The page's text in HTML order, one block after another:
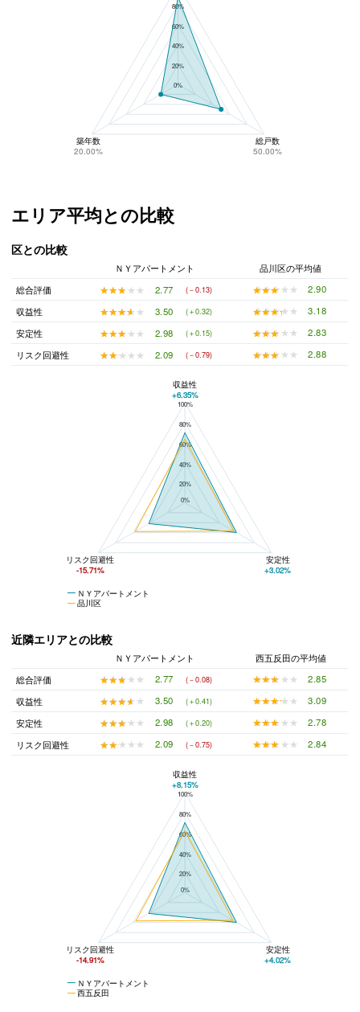
80%
60%
40%
20%
0%
築年数
20.00%
総戸数
50.00%
エリア平均との比較
区との比較
ＮＹアパートメント
品川区の平均値
総合評価
★★★★★
★★★★★ 2.77 (－0.13) ★★★★★
★★★★★
2.90
収益性
★★★★★
★★★★★ 3.50 (＋0.32) ★★★★★
★★★★★
3.18
安定性
★★★★★
★★★★★ 2.98 (＋0.15) ★★★★★
★★★★★
2.83
リスク回避性
★★★★★
★★★★★ 2.09 (－0.79) ★★★★★
★★★★★ 2.88
ＮＹアパートメントと品川区の平均値の総合評価の比較
100%
80%
60%
40%
20%
0%
ＮＹアパートメント
品川区
収益性
+6.35%
リスク回避性
-15.71%
安定性
+3.02%
近隣エリアとの比較
ＮＹアパートメント
西五反田の平均値
総合評価
★★★★★
★★★★★ 2.77 (－0.08) ★★★★★
★★★★★
2.85
収益性
★★★★★
★★★★★ 3.50 (＋0.41) ★★★★★
★★★★★
3.09
安定性
★★★★★
★★★★★ 2.98 (＋0.20) ★★★★★
★★★★★
2.78
リスク回避性
★★★★★
★★★★★ 2.09 (－0.75) ★★★★★
★★★★★ 2.84
ＮＹアパートメントと西五反田の平均値の総合評価の比較
100%
80%
60%
40%
20%
0%
ＮＹアパートメント
西五反田
収益性
+8.15%
リスク回避性
-14.91%
安定性
+4.02%